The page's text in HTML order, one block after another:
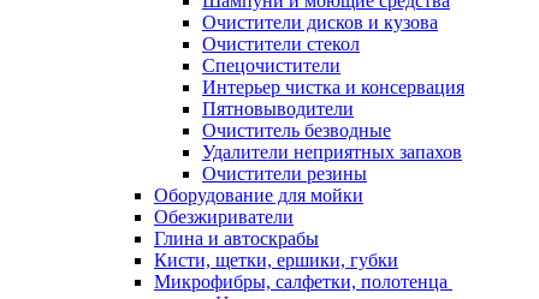
Очистители дисков и кузова
Очистители стекол
Спецочистители
Интерьер чистка и консервация
Пятновыводители
Очиститель безводные
Удалители неприятных запахов
Очистители резины
Оборудование для мойки
Обезжириватели
Глина и автоскрабы
Кисти, щетки, ершики, губки
Микрофибры, салфетки, полотенца